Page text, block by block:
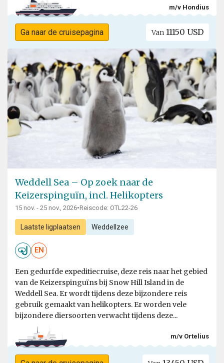
m/v Hondius
Ga naar de cruisepagina Van 11150 USD
Weddell Sea – Op zoek naar de
Keizerspinguïn, incl. Helikopters
15 nov. - 25 nov., 2026•Reiscode: OTL22-26
Laatste ligplaatsen Weddellzee
EN
Een gedurfde expeditiecruise, deze reis naar het gebied
van de Keizerspinguïns bij Snow Hill Island in de
Weddell Sea. Er wordt tijdens deze bijzondere reis
gebruik gemaakt van helikopters. Er worden vele
bijzondere diersoorten verwacht tijdens deze...
m/v Ortelius